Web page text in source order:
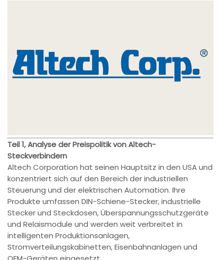
Teil 1, Analyse der Preispolitik von Altech-
Steckverbindern
Altech Corporation hat seinen Hauptsitz in den USA und
konzentriert sich auf den Bereich der industriellen
Steuerung und der elektrischen Automation. Ihre
Produkte umfassen DIN-Schiene-Stecker, industrielle
Stecker und Steckdosen, Überspannungsschutzgeräte
und Relaismodule und werden weit verbreitet in
intelligenten Produktionsanlagen,
Stromverteilungskabinetten, Eisenbahnanlagen und